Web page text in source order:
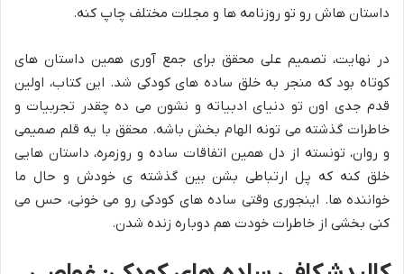
داستان هاش رو تو روزنامه ها و مجلات مختلف چاپ کنه.
در نهایت، تصمیم علی محقق برای جمع آوری همین داستان های
کوتاه بود که منجر به خلق ساده های کودکی شد. این کتاب، اولین
قدم جدی اون تو دنیای ادبیاته و نشون می ده چقدر تجربیات و
خاطرات گذشته می تونه الهام بخش باشه. محقق با یه قلم صمیمی
و روان، تونسته از دل همین اتفاقات ساده و روزمره، داستان هایی
خلق کنه که پل ارتباطی بشن بین گذشته ی خودش و حال ما
خواننده ها. اینجوری وقتی ساده های کودکی رو می خونی، حس می
کنی بخشی از خاطرات خودت هم دوباره زنده شدن.